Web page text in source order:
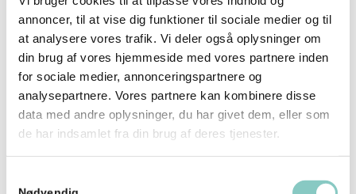
annoncer, til at vise dig funktioner til sociale medier og til
at analysere vores trafik. Vi deler også oplysninger om
din brug af vores hjemmeside med vores partnere inden
for sociale medier, annonceringspartnere og
analysepartnere. Vores partnere kan kombinere disse
data med andre oplysninger, du har givet dem, eller som
de har indsamlet fra din brug af deres tjenester.
Et stigende fokus på at skabe
opsigtsvækkende og anderledes scene
set-ups gør, at man af og til glemmer at
tage hensyn til speakernes behov og
komfort. Måske ser højstole fantastiske